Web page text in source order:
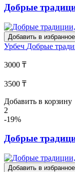
Добрые
Добавить в избранное
Урбеч Добрые
3000 ₸
3500 ₸
Добавить в корзину
2
-19%
Добрые
Добавить в избранное